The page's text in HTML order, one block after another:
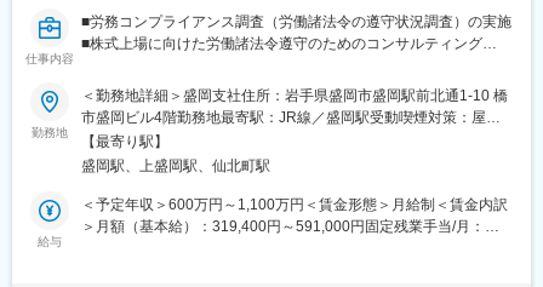
■当社の特徴：
当社代表は東京で12年間のソフトウェア会社勤務を経て、故郷の
ビジネス開発を通じて自社が得たノウハウや知見を地域に還元し
ていくfunakuの取組みは、スタートアップとも地方創生とも違っ
た新しい枠組みとなっていくと考えています。
前期は塩釜市を知るためにデスクトップリサーチとフィールドワ
今期はフィールドワークや当事者へのヒアリングを通じて、地域
の課題の内在化にチャレンジしました。現在は塩釜市の不のメカ
仕事内容
■労務コンプライアンス調査（労働諸法令の遵守状況調査）の実施
■株式上場に向けた労働諸法令遵守のためのコンサルティング
■その他会社の労働諸問題に対する対応実務コンサルティング
＜魅力ポイント＞
・「圧倒的なお客さま志向」「当事者意識」「成長志向」…自己
実現の中に社会貢献の要素が多い人材が集結。
・「生涯顧客（お客さま）」「チームコンサルティング」「実
行・実現支援」…お客さまの「計画立案ではなく、成功実現」の
勤務地
＜勤務地詳細＞盛岡支社住所：岩手県盛岡市盛岡駅前北通1-10 橋
市盛岡ビル4階勤務地最寄駅：JR線／盛岡駅受動喫煙対策：屋内
全面禁煙変更の範囲：会社の定める事業所
【最寄り駅】
盛岡駅、上盛岡駅、仙北町駅
給与
＜予定年収＞600万円～1,100万円＜賃金形態＞月給制＜賃金内訳
＞月額（基本給）：319,400円～591,000円固定残業手当/月：